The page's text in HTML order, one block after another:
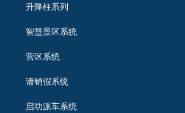
升降柱系列
智慧景区系统
营区系统
请销假系统
启功派车系统